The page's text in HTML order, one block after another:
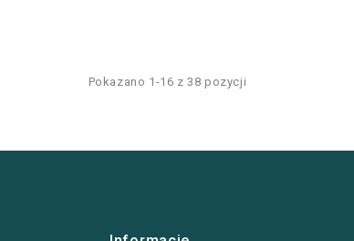
Pokazano 1-16 z 38 pozycji